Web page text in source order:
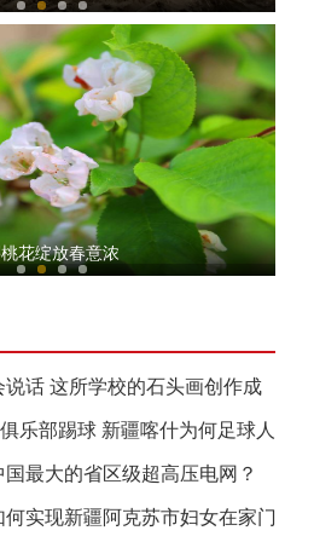
城夜市 品味新疆味道
花绽放春意浓
话 这所学校的石头画创作成
乐部踢球 新疆喀什为何足球人
最大的省区级超高压电网？
实现新疆阿克苏市妇女在家门